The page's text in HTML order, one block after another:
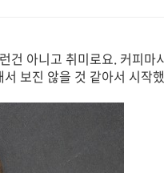
건 아니고 취미로요. 커피마
보진 않을 것 같아서 시작